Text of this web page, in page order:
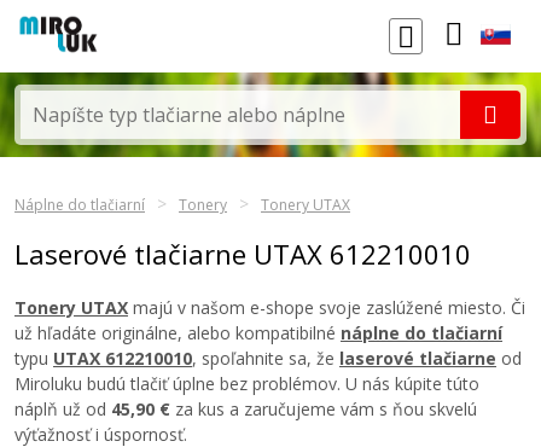
Náplne do tlačiarní Tonery Tonery UTAX
Laserové tlačiarne UTAX 612210010
Tonery UTAX majú v našom e-shope svoje zaslúžené miesto. Či
už hľadáte originálne, alebo kompatibilné náplne do tlačiarní
typu UTAX 612210010, spoľahnite sa, že laserové tlačiarne od
Miroluku budú tlačiť úplne bez problémov. U nás kúpite túto
náplň už od 45,90 € za kus a zaručujeme vám s ňou skvelú
výťažnosť i úspornosť.